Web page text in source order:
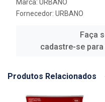
Marca: URBANO
Fornecedor: URBANO
Faça
cadastre-se
Produtos Relacionados